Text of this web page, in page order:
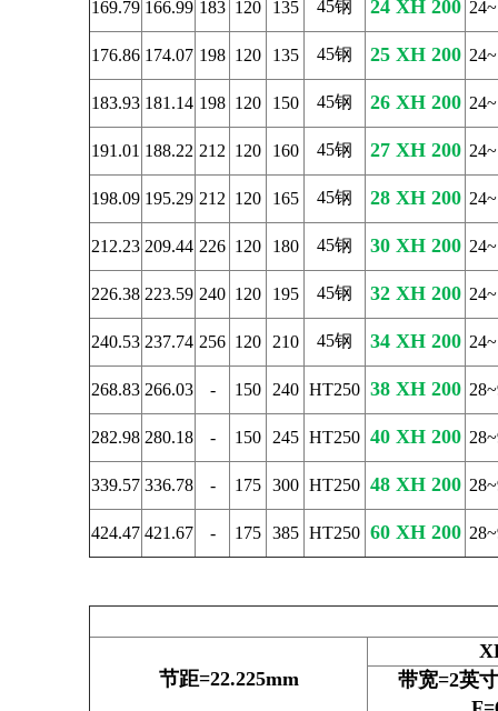
169.79 166.99 183 120 135 45钢 24 XH 200
176.86 174.07 198 120 135 45钢 25 XH 200
183.93 181.14 198 120 150 45钢 26 XH 200
191.01 188.22 212 120 160 45钢 27 XH 200
198.09 195.29 212 120 165 45钢 28 XH 200
212.23 209.44 226 120 180 45钢 30 XH 200
226.38 223.59 240 120 195 45钢 32 XH 200
240.53 237.74 256 120 210 45钢 34 XH 200
268.83 266.03 - 150 240 HT250 38 XH 200
282.98 280.18 - 150 245 HT250 40 XH 200
339.57 336.78 - 175 300 HT250 48 XH 200
424.47 421.67 - 175 385 HT250 60 XH 200
节距=22.225mm
带宽=2英